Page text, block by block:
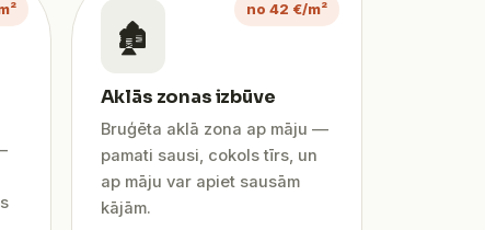
no 42 €/m²
🏚️
Aklās zonas izbūve
Bruģēta aklā zona ap māju —
pamati sausi, cokols tīrs, un
ap māju var apiet sausām
kājām.